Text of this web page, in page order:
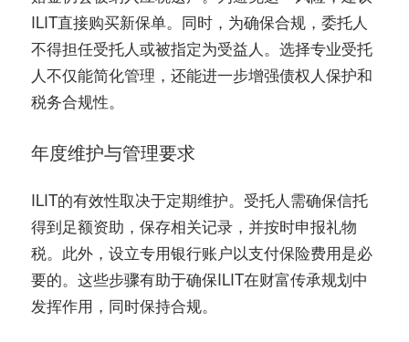
ILIT直接购买新保单。同时，为确保合规，委托人
不得担任受托人或被指定为受益人。选择专业受托
人不仅能简化管理，还能进一步增强债权人保护和
税务合规性。
年度维护与管理要求
ILIT的有效性取决于定期维护。受托人需确保信托
得到足额资助，保存相关记录，并按时申报礼物
税。此外，设立专用银行账户以支付保险费用是必
要的。这些步骤有助于确保ILIT在财富传承规划中
发挥作用，同时保持合规。